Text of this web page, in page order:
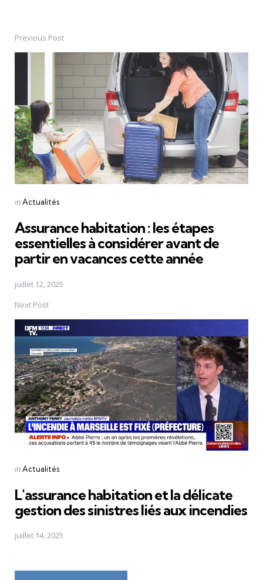
Post
navigation
Previous Post
Posted
inActualités
Assurance habitation : les étapes
essentielles à considérer avant de
partir en vacances cette année
juillet 12, 2025
Next Post
Posted
inActualités
L'assurance habitation et la délicate
gestion des sinistres liés aux incendies
juillet 14, 2025